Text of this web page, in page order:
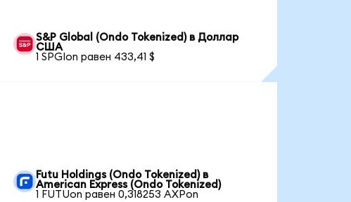
S&P Global (Ondo Tokenized) в Доллар
США
1 SPGIon равен 433,41 $
Futu Holdings (Ondo Tokenized) в
American Express (Ondo Tokenized)
1 FUTUon равен 0,318253 AXPon